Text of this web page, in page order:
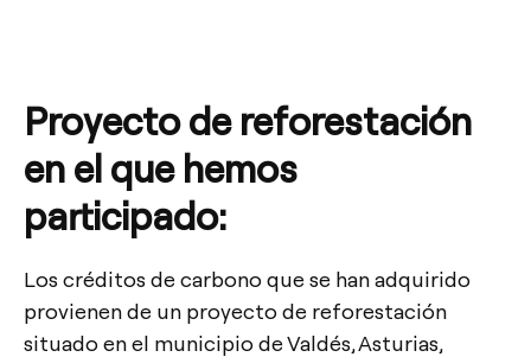
Proyecto de reforestación
en el que hemos
participado:
Los créditos de carbono que se han adquirido
provienen de un proyecto de reforestación
situado en el municipio de Valdés, Asturias,